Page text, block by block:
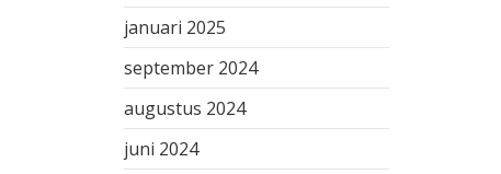
januari 2025
september 2024
augustus 2024
juni 2024